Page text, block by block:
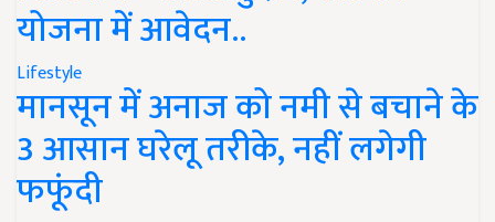
योजना में आवेदन..
Lifestyle
मानसून में अनाज को नमी से बचाने के
3 आसान घरेलू तरीके, नहीं लगेगी
फफूंदी